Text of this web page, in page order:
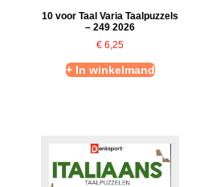
10 voor Taal Varia Taalpuzzels
– 249 2026
€ 6,25
+ In winkelmand